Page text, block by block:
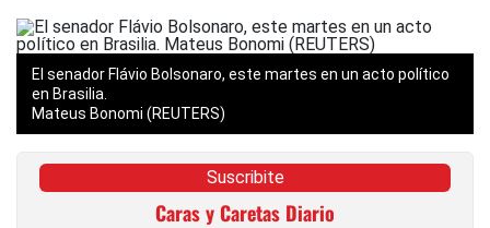
El senador Flávio Bolsonaro, este martes en un acto político
en Brasilia.
Mateus Bonomi (REUTERS)
Suscribite
Caras y Caretas Diario